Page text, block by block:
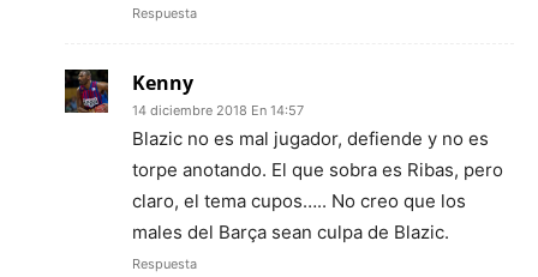
Respuesta
Kenny
14 diciembre 2018 En 14:57
Blazic no es mal jugador, defiende y no es
torpe anotando. El que sobra es Ribas, pero
claro, el tema cupos….. No creo que los
males del Barça sean culpa de Blazic.
Respuesta